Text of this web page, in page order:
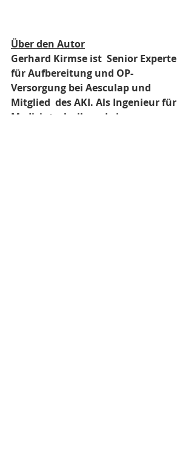
Über den Autor
Gerhard Kirmse ist  Senior Experte
für Aufbereitung und OP-
Versorgung bei Aesculap und
Mitglied  des AKI. Als Ingenieur für
Medizintechnik und einer